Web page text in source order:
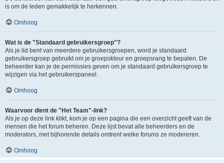
is om de leden gemakkelijk te herkennen.
Omhoog
Wat is de "Standaard gebruikersgroep"?
Als je lid bent van meerdere gebruikersgroepen, word je standaard
gebruikersgroep gebruikt om je groepskleur en groepsrang te bepalen. De
beheerder kan je de permissies geven om je standaard gebruikersgroep te
wijzigen via het gebruikerspaneel.
Omhoog
Waarvoor dient de "Het Team"-link?
Als je op deze link klikt, kom je op een pagina die een overzicht geeft van de
mensen die het forum beheren. Deze lijst bevat alle beheerders en de
moderators, met bijhorende details omtrent welke forums ze modereren.
Omhoog